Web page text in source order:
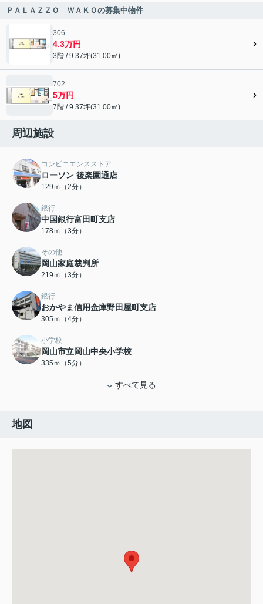
ＰＡＬＡＺＺＯ ＷＡＫＯの募集中物件
306
4.3万円
3階 / 9.37坪(31.00㎡)
702
5万円
7階 / 9.37坪(31.00㎡)
周辺施設
コンビニエンスストア
ローソン 後楽園通店
129ｍ（2分）
銀行
中国銀行富田町支店
178ｍ（3分）
その他
岡山家庭裁判所
219ｍ（3分）
銀行
おかやま信用金庫野田屋町支店
305ｍ（4分）
小学校
岡山市立岡山中央小学校
335ｍ（5分）
すべて見る
地図